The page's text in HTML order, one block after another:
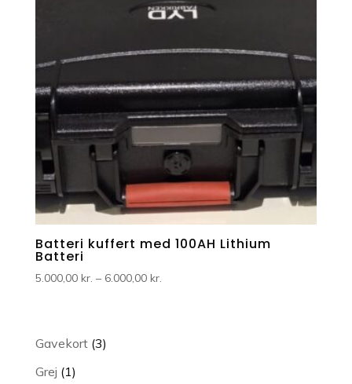
Batteri kuffert med 100AH Lithium
Batteri
5.000,00 kr. – 6.000,00 kr.
Gavekort 33
Grej 11